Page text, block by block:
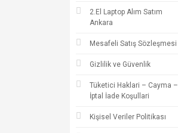
2.El Laptop Alım Satım
Ankara
Mesafeli Satış Sözleşmesi
Gizlilik ve Güvenlik
Tüketici Haklari – Cayma –
İptal İade Koşullari
Kişisel Veriler Politikası